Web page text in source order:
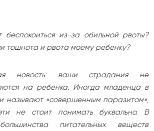
беспокоиться из-за обильной рвоты?
тошнота и рвота моему ребенку?
новость: ваши страдания не
на ребенка. Иногда младенца в
называют «совершенным паразитом»,
не стоит понимать буквально. В
питательных веществ